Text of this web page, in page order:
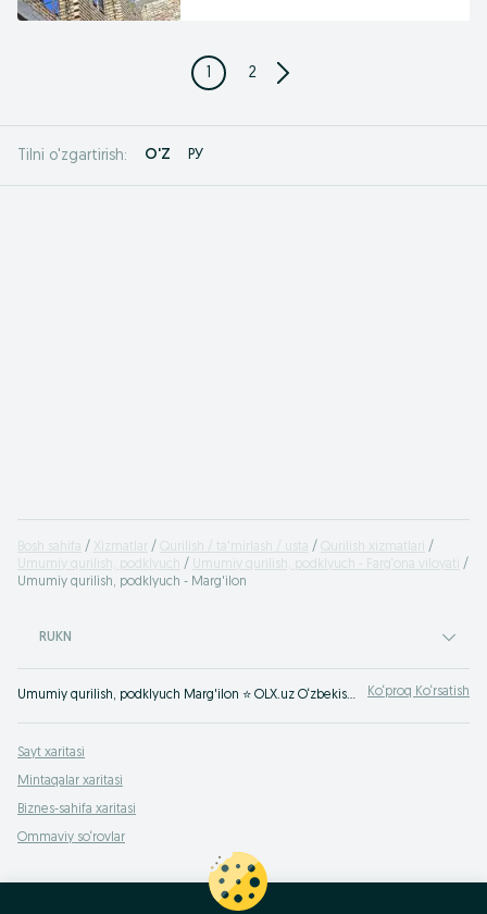
1 2
Tilni o'zgartirish: O'Z РУ
Bosh sahifa Xizmatlar Qurilish / ta'mirlash / usta
Qurilish xizmatlari
Umumiy qurilish, podklyuch
Umumiy qurilish, podklyuch - Farg‘ona viloyati
Umumiy qurilish, podklyuch - Marg'ilon
RUKN
Umumiy qurilish, podklyuch Marg'ilon ⭐ OLX.uz O‘zbekiston e‘lonlar taxtasida tez va oson xizmatni topish yoki ko‘rsatish mumkin ✔️ Eng yaxshi xizmatni OLX.uzda toping! Ko‘proq Ko‘rsatish
Sayt xaritasi
Mintaqalar xaritasi
Biznes-sahifa xaritasi
Ommaviy so‘rovlar